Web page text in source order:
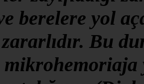
berelere yol
Bu